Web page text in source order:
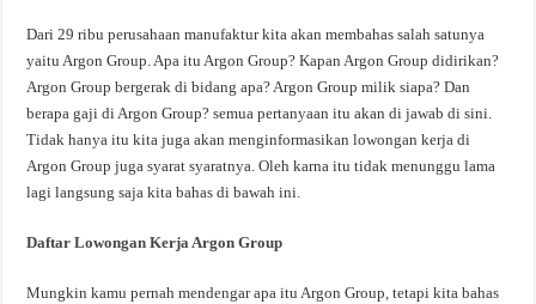
Dari 29 ribu perusahaan manufaktur kita akan membahas salah satunya
yaitu Argon Group. Apa itu Argon Group? Kapan Argon Group didirikan?
Argon Group bergerak di bidang apa? Argon Group milik siapa? Dan
berapa gaji di Argon Group? semua pertanyaan itu akan di jawab di sini.
Tidak hanya itu kita juga akan menginformasikan lowongan kerja di
Argon Group juga syarat syaratnya. Oleh karna itu tidak menunggu lama
lagi langsung saja kita bahas di bawah ini.
Daftar Lowongan Kerja Argon Group
Mungkin kamu pernah mendengar apa itu Argon Group, tetapi kita bahas